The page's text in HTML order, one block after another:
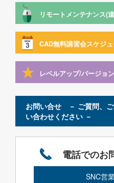
リモートメンテナンス(
CAD無料講習会スケジ
レベルアップ/バージョ
お問い合せ － ご質問、
い合わせください －
電話でのお
SNC営